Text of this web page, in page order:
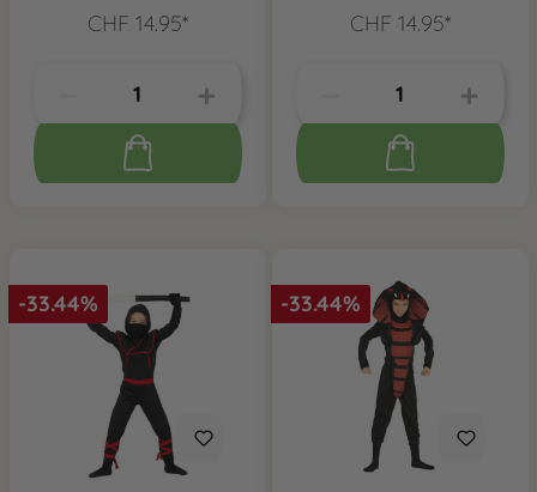
CHF 14.95*
CHF 14.95*
-33.44% -33.44%